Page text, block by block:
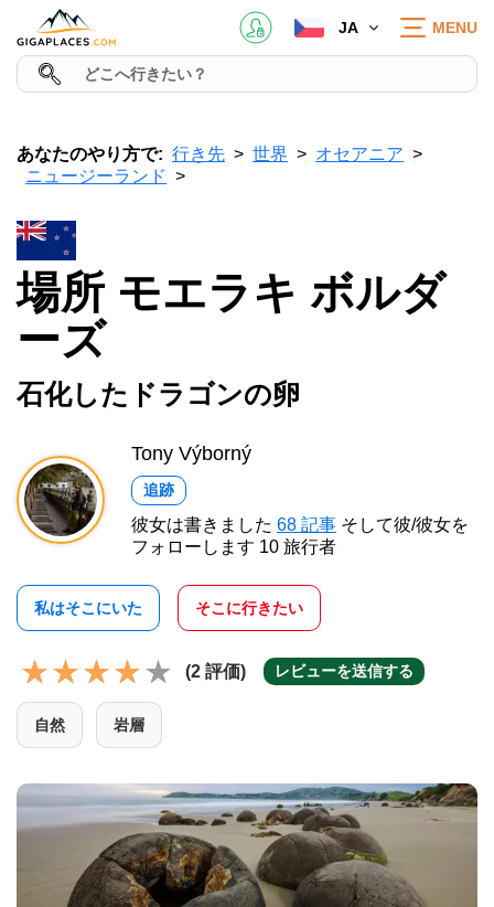
JA MENU
あなたのやり方で: 行き先 世界
オセアニア
ニュージーランド
場所 モエラキ ボルダ
ーズ
石化したドラゴンの卵
Tony Výborný
追跡
彼女は書きました 68 記事 そして彼/彼女を
フォローします 10 旅行者
私はそこにいた そこに行きたい
(2 評価) レビューを送信する
自然 岩層